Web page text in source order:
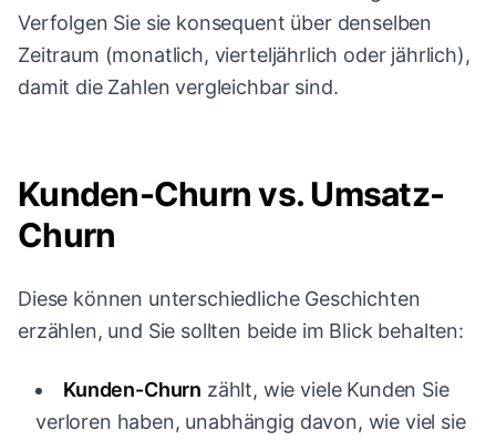
Verfolgen Sie sie konsequent über denselben
Zeitraum (monatlich, vierteljährlich oder jährlich),
damit die Zahlen vergleichbar sind.
Kunden-Churn vs. Umsatz-
Churn
Diese können unterschiedliche Geschichten
erzählen, und Sie sollten beide im Blick behalten:
Kunden-Churn zählt, wie viele Kunden Sie
verloren haben, unabhängig davon, wie viel sie